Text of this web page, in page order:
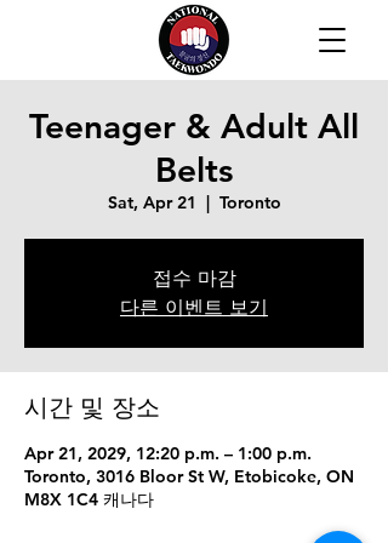
Teenager & Adult All
Belts
Sat, Apr 21
  |
Toronto
접수 마감
다른 이벤트 보기
시간 및 장소
Apr 21, 2029, 12:20 p.m. – 1:00 p.m.
Toronto, 3016 Bloor St W, Etobicoke, ON
M8X 1C4 캐나다